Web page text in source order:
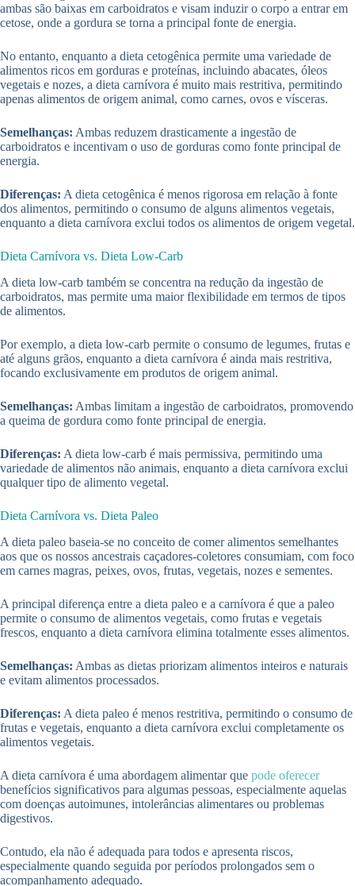
ambas são baixas em carboidratos e visam induzir o corpo a entrar em
cetose, onde a gordura se torna a principal fonte de energia.
No entanto, enquanto a dieta cetogênica permite uma variedade de
alimentos ricos em gorduras e proteínas, incluindo abacates, óleos
vegetais e nozes, a dieta carnívora é muito mais restritiva, permitindo
apenas alimentos de origem animal, como carnes, ovos e vísceras.
Semelhanças: Ambas reduzem drasticamente a ingestão de
carboidratos e incentivam o uso de gorduras como fonte principal de
energia.
Diferenças: A dieta cetogênica é menos rigorosa em relação à fonte
dos alimentos, permitindo o consumo de alguns alimentos vegetais,
enquanto a dieta carnívora exclui todos os alimentos de origem vegetal.
Dieta Carnívora vs. Dieta Low-Carb
A dieta low-carb também se concentra na redução da ingestão de
carboidratos, mas permite uma maior flexibilidade em termos de tipos
de alimentos.
Por exemplo, a dieta low-carb permite o consumo de legumes, frutas e
até alguns grãos, enquanto a dieta carnívora é ainda mais restritiva,
focando exclusivamente em produtos de origem animal.
Semelhanças: Ambas limitam a ingestão de carboidratos, promovendo
a queima de gordura como fonte principal de energia.
Diferenças: A dieta low-carb é mais permissiva, permitindo uma
variedade de alimentos não animais, enquanto a dieta carnívora exclui
qualquer tipo de alimento vegetal.
Dieta Carnívora vs. Dieta Paleo
A dieta paleo baseia-se no conceito de comer alimentos semelhantes
aos que os nossos ancestrais caçadores-coletores consumiam, com foco
em carnes magras, peixes, ovos, frutas, vegetais, nozes e sementes.
A principal diferença entre a dieta paleo e a carnívora é que a paleo
permite o consumo de alimentos vegetais, como frutas e vegetais
frescos, enquanto a dieta carnívora elimina totalmente esses alimentos.
Semelhanças: Ambas as dietas priorizam alimentos inteiros e naturais
e evitam alimentos processados.
Diferenças: A dieta paleo é menos restritiva, permitindo o consumo de
frutas e vegetais, enquanto a dieta carnívora exclui completamente os
alimentos vegetais.
A dieta carnívora é uma abordagem alimentar que pode oferecer
benefícios significativos para algumas pessoas, especialmente aquelas
com doenças autoimunes, intolerâncias alimentares ou problemas
digestivos.
Contudo, ela não é adequada para todos e apresenta riscos,
especialmente quando seguida por períodos prolongados sem o
acompanhamento adequado.